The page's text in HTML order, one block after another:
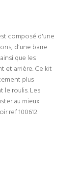
composé d'une
d'une barre
que les
et arrière. Ce kit
plus
le roulis. Les
au mieux
ref 100612